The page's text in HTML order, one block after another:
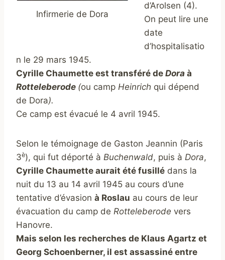
Infirmerie de Dora
d’Arolsen (4).
On peut lire une
date
d’hospitalisatio
n le 29 mars 1945.
Cyrille Chaumette est transféré de Dora à
Rotteleberode (ou camp Heinrich qui dépend
de Dora).
Ce camp est évacué le 4 avril 1945.
Selon le témoignage de Gaston Jeannin (Paris
3è), qui fut déporté à Buchenwald, puis à Dora,
Cyrille Chaumette aurait été fusillé dans la
nuit du 13 au 14 avril 1945 au cours d’une
tentative d’évasion à Roslau au cours de leur
évacuation du camp de Rotteleberode vers
Hanovre.
Mais selon les recherches de Klaus Agartz et
Georg Schoenberner, il est assassiné entre